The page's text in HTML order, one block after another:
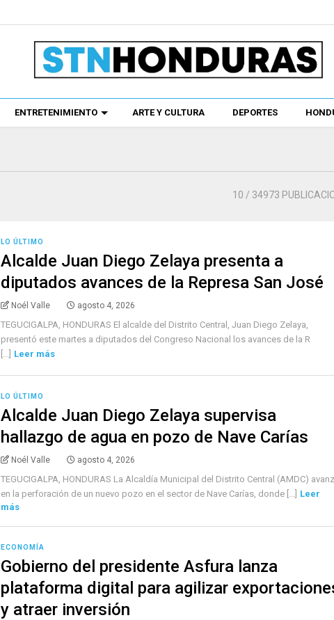
ENTRETENIMIENTO ARTE Y CULTURA DEPORTES
10 / 34973
LO ÚLTIMO
Alcalde Juan Diego Zelaya presenta a
diputados avances de la Represa San José
Noél Valle agosto 4, 2026
TEGUCIGALPA, HONDURAS El alcalde del Distrito Central, Juan Diego Zelaya,
presentó este martes a diputados del Congreso Nacional los avances de la R
[...] Leer más
LO ÚLTIMO
Alcalde Juan Diego Zelaya supervisa
hallazgo de agua en pozo de Nave Carías
Noél Valle agosto 4, 2026
TEGUCIGALPA, HONDURAS La Alcaldía Municipal del Distrito Central (AMDC)
en la perforación de un nuevo pozo en el sector de Nave Carías, donde [...] Leer
más
ECONOMÍA
Gobierno del presidente Asfura lanza
plataforma digital para agilizar
y atraer inversión